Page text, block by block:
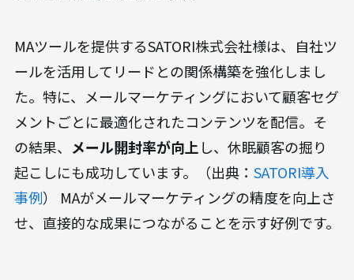
MAツールを提供するSATORI株式会社様は、自社ツ
ールを活用してリードとの関係構築を強化しまし
た。特に、メールマーケティングにおいて顧客セグ
メントごとに最適化されたコンテンツを配信。そ
の結果、 メール開封率が向上し、休眠顧客の掘り
起こしにも成功しています。（出典： SATORI導入
事例） MAがメールマーケティングの精度を向上さ
せ、直接的な成果につながることを示す好例です。